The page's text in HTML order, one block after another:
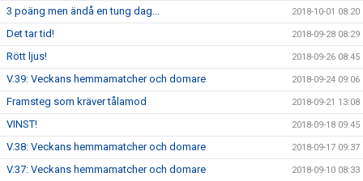
3 poäng men ändå en tung dag... 2018-10-01 08:20
Det tar tid! 2018-09-28 08:29
Rött ljus! 2018-09-26 08:45
V.39: Veckans hemmamatcher och domare 2018-09-24 09:06
Framsteg som kräver tålamod 2018-09-21 13:08
VINST! 2018-09-18 09:45
V.38: Veckans hemmamatcher och domare 2018-09-17 09:37
V.37: Veckans hemmamatcher och domare 2018-09-10 08:33